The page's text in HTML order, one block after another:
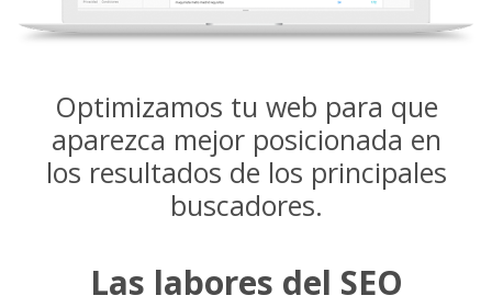
Optimizamos tu web para que
aparezca mejor posicionada en
los resultados de los principales
buscadores.
Las labores del SEO